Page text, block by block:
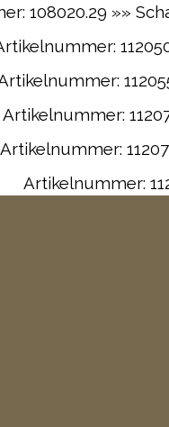
108020.29 »»
Artikelnummer:
Artikelnummer:
Artikelnummer: